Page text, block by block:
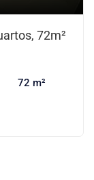
72m²
72 m²